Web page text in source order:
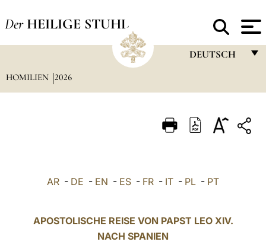
Der HEILIGE STUHL
DEUTSCH
ITALIANO
POLSKI
HOMILIEN 2026
AR - DE - EN - ES - FR - IT - PL - PT
APOSTOLISCHE REISE VON PAPST LEO XIV.
NACH SPANIEN